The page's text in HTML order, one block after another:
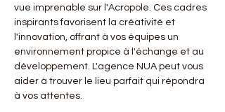
vue imprenable sur l'Acropole. Ces cadres
inspirants favorisent la créativité et
l'innovation, offrant à vos équipes un
environnement propice à l'échange et au
développement. L'agence NUA peut vous
aider à trouver le lieu parfait qui répondra
à vos attentes.